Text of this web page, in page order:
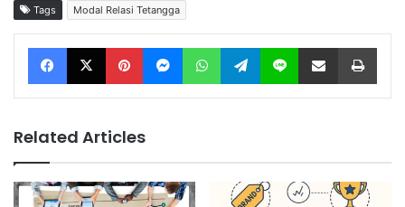
Tags Modal Relasi Tetangga
Facebook X Pinterest Messenger WhatsApp Telegram Line Share via Email
Related Articles